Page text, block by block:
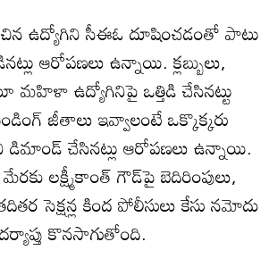
ఉద్యోగిని సీఈఓ దూషించడంతో పాటు
ఆరోపణలు ఉన్నాయి. క్లబ్బులు,
మహిళా ఉద్యోగినిపై ఒత్తిడి చేసినట్టు
జీతాలు ఇవ్వాలంటే ఒక్కొక్కరు
డిమాండ్ చేసినట్లు ఆరోపణలు ఉన్నాయి.
లక్ష్మీకాంత్ గౌడ్‌పై బెదిరింపులు,
సెక్షన్ల కింద పోలీసులు కేసు నమోదు
కొనసాగుతోంది.